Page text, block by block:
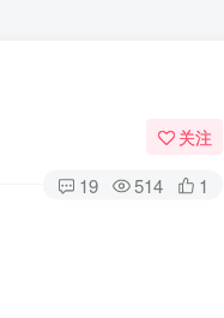
关注
19 514 1